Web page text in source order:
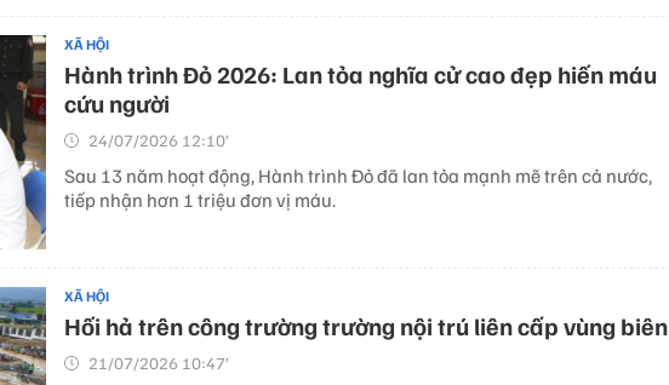
XÃ HỘI
Hành trình Đỏ 2026: Lan tỏa nghĩa cử cao đẹp hiến máu
cứu người
24/07/2026 12:10’
Sau 13 năm hoạt động, Hành trình Đỏ đã lan tỏa mạnh mẽ trên cả nước,
tiếp nhận hơn 1 triệu đơn vị máu.
XÃ HỘI
Hối hả trên công trường trường nội trú liên cấp vùng biên
21/07/2026 10:47’